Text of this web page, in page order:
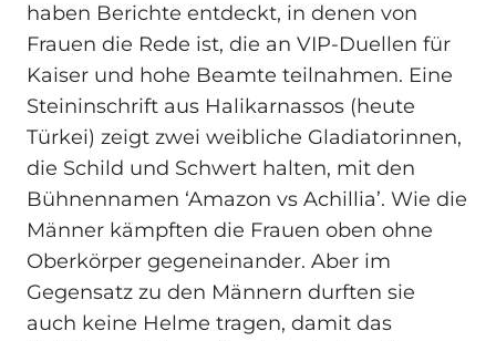
haben Berichte entdeckt, in denen von
Frauen die Rede ist, die an VIP-Duellen für
Kaiser und hohe Beamte teilnahmen. Eine
Steininschrift aus Halikarnassos (heute
Türkei) zeigt zwei weibliche Gladiatorinnen,
die Schild und Schwert halten, mit den
Bühnennamen ‘Amazon vs Achillia’. Wie die
Männer kämpften die Frauen oben ohne
Oberkörper gegeneinander. Aber im
Gegensatz zu den Männern durften sie
auch keine Helme tragen, damit das